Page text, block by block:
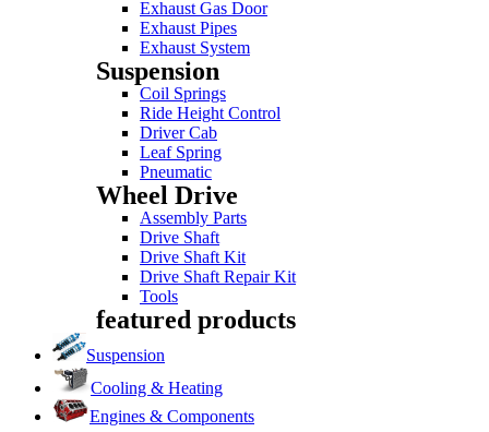
Exhaust Gas Door
Exhaust Pipes
Exhaust System
Suspension
Coil Springs
Ride Height Control
Driver Cab
Leaf Spring
Pneumatic
Wheel Drive
Assembly Parts
Drive Shaft
Drive Shaft Kit
Drive Shaft Repair Kit
Tools
featured products
Suspension
Cooling & Heating
Engines & Components